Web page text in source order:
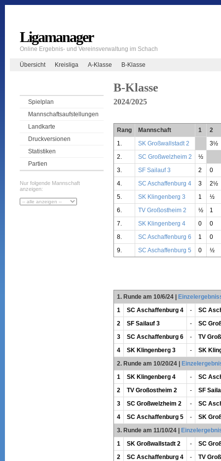
Ligamanager
Online Ergebnis- und Vereinsverwaltung im Schach
Übersicht Kreisliga A-Klasse B-Klasse
Spielplan
Mannschaftsaufstellungen
Landkarte
Druckversionen
Statistiken
Partien
Nur folgende Mannschaft
anzeigen:
B-Klasse
2024/2025
Rang Mannschaft 1
2
1.
SK Großwallstadt 2
3½
2.
SC Großwelzheim 2 ½
3.
SF Sailauf 3 2
0
4.
SC Aschaffenburg 4 3
2½
5.
SK Klingenberg 3 1
½
6.
TV Großostheim 2 ½
1
7.
SK Klingenberg 4 0
0
8.
SC Aschaffenburg 6 1
0
9.
SC Aschaffenburg 5 0 ½
1. Runde am 10/6/24|
1
SC Aschaffenburg 4 -
SC
2
SF Sailauf 3 -
SC
3
SC Aschaffenburg 6 -
TV
4
SK Klingenberg 3 -
SK
2. Runde am 10/20/24|
1
SK Klingenberg 4 -
SC
2
TV Großostheim 2 -
SF
3
SC Großwelzheim 2 -
SC
4
SC Aschaffenburg 5 -
SK
3. Runde am 11/10/24|
1
SK Großwallstadt 2 -
SC
2
SC Aschaffenburg 4 -
TV